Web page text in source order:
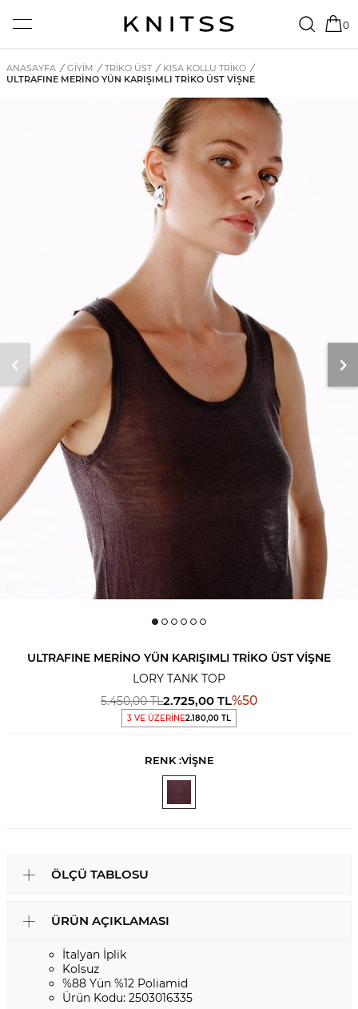
0
ANASAYFA / GİYİM / TRIKO ÜST / KISA KOLLU TRIKO /
ULTRAFINE MERINO YÜN KARIŞIMLI TRIKO ÜST VIŞNE
ULTRAFINE MERINO YÜN KARIŞIMLI TRIKO ÜST VIŞNE
LORY TANK TOP
5.450,00TL2.725,00 TL%50
3 VE ÜZERİNE2.180,00 TL
RENK :VİŞNE
ÖLÇÜ TABLOSU
ÜRÜN AÇIKLAMASI
İtalyan İplik
Kolsuz
%88 Yün %12 Poliamid
Ürün Kodu: 2503016335